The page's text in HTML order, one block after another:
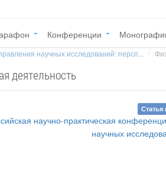
Конференции
научных исследований: персп...
деятельность
научно-практическая
научных